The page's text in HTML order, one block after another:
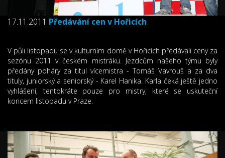
17.11.2011 Předávání cen v Hořicích
V půli listopadu se v kulturním domě v Hořicích předávali ceny za
sezónu 2011 v českém mistráku. Jezdcům našeho týmu byly
předány poháry za titul vícemistra - Tomáš Vavrouš a za dva
tituly, juniorský a seniorský - Karel Hanika. Karla čeká ještě jedno
vyhlášení, tentokráte pouze pro mistry, které se uskuteční
koncem listopadu v Praze.